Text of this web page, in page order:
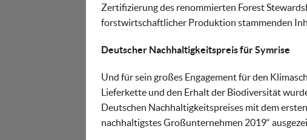
Zertifizierung des renommierten Forest
forstwirtschaftlicher Produktion stammenden
Deutscher Nachhaltigkeitspreis für Symrise
Und für sein großes Engagement für den
Lieferkette und den Erhalt der Biodiversität
Deutschen Nachhaltigkeitspreises mit dem
nachhaltigstes Großunternehmen 2019“